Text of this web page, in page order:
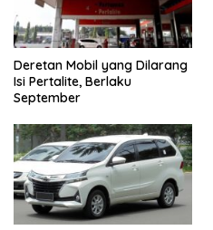
Deretan Mobil yang Dilarang
Isi Pertalite, Berlaku
September